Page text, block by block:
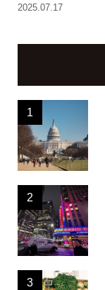
2025.07.17
1
2
3